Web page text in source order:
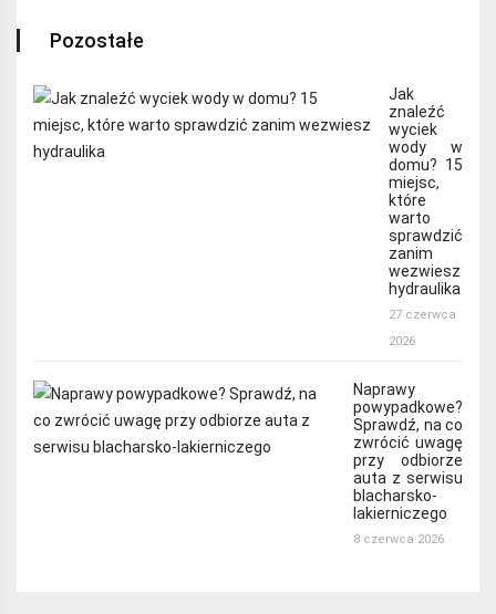
Pozostałe
Jak
znaleźć
wyciek
wody w
domu? 15
miejsc,
które
warto
sprawdzić
zanim
wezwiesz
hydraulika
27 czerwca
2026
Naprawy
powypadkowe?
Sprawdź, na co
zwrócić uwagę
przy odbiorze
auta z serwisu
blacharsko-
lakierniczego
8 czerwca 2026